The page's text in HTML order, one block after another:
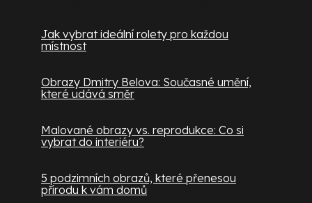
Jak vybrat ideální rolety pro každou
místnost
Obrazy Dmitry Belova: Současné umění,
které udává směr
Malované obrazy vs. reprodukce: Co si
vybrat do interiéru?
5 podzimních obrazů, které přenesou
přírodu k vám domů